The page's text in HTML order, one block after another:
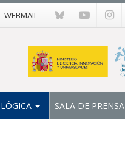
WEBMAIL
SALA DE PRENSA